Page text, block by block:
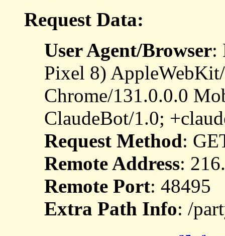
Request Data:
User Agent/Browser:
Pixel 8)
Chrome/131.0.0.0
ClaudeBot/1.0;
Request Method:
Remote Address:
Remote Port: 48495
Extra Path Info: /